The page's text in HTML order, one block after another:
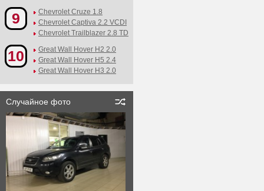
9
Chevrolet Cruze 1.8
Chevrolet Captiva 2.2 VCDI
Chevrolet Trailblazer 2.8 TD
10
Great Wall Hover H2 2.0
Great Wall Hover H5 2.4
Great Wall Hover H3 2.0
Случайное фото